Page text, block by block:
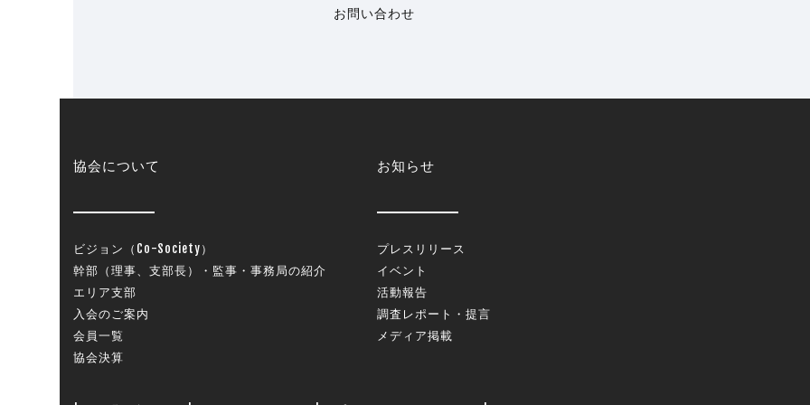
お問い合わせ
協会について
ビジョン（Co-Society）
幹部（理事、支部長）・監事・事務局の紹介
エリア支部
入会のご案内
会員一覧
協会決算
お知らせ
プレスリリース
イベント
活動報告
調査レポート・提言
メディア掲載